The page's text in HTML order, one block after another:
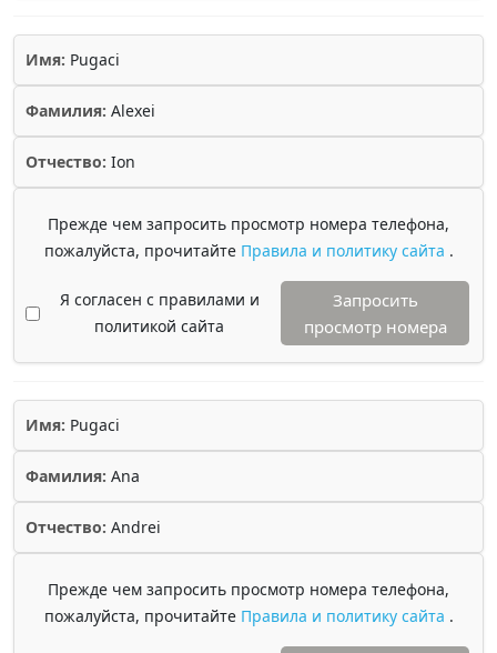
Имя: Pugaci
Фамилия: Alexei
Отчество: Ion
Прежде чем запросить просмотр номера телефона,
пожалуйста, прочитайте Правила и политику сайта .
Я согласен с правилами и
политикой сайта
Запросить
просмотр номера
Имя: Pugaci
Фамилия: Ana
Отчество: Andrei
Прежде чем запросить просмотр номера телефона,
пожалуйста, прочитайте Правила и политику сайта .